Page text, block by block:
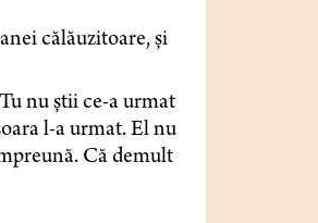
călăuzitoare, și
nu știi ce-a urmat
l-a urmat. El nu
Că demult